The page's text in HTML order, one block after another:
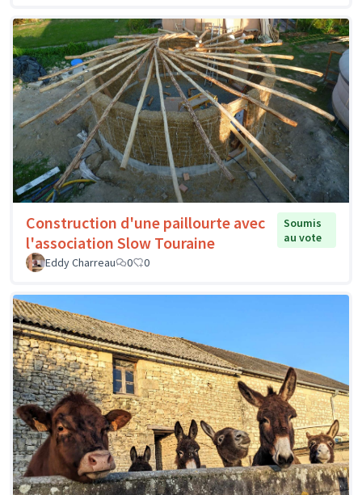
Construction d'une paillourte avec
l'association Slow Touraine
Soumis
au vote
Eddy Charreau
0 0